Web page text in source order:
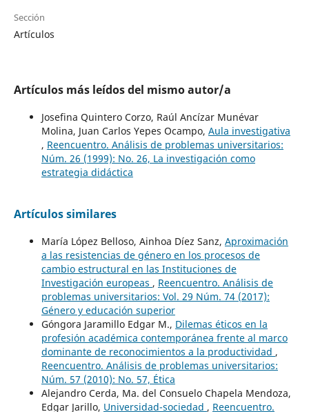
Sección
Artículos
Artículos más leídos del mismo autor/a
Josefina Quintero Corzo, Raúl Ancízar Munévar
Molina, Juan Carlos Yepes Ocampo, Aula investigativa
, Reencuentro. Análisis de problemas universitarios:
Núm. 26 (1999): No. 26, La investigación como
estrategia didáctica
Artículos similares
María López Belloso, Ainhoa Díez Sanz, Aproximación
a las resistencias de género en los procesos de
cambio estructural en las Instituciones de
Investigación europeas , Reencuentro. Análisis de
problemas universitarios: Vol. 29 Núm. 74 (2017):
Género y educación superior
Góngora Jaramillo Edgar M., Dilemas éticos en la
profesión académica contemporánea frente al marco
dominante de reconocimientos a la productividad ,
Reencuentro. Análisis de problemas universitarios:
Núm. 57 (2010): No. 57, Ética
Alejandro Cerda, Ma. del Consuelo Chapela Mendoza,
Edgar Jarillo, Universidad-sociedad , Reencuentro.